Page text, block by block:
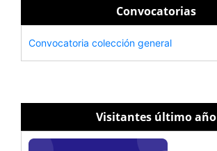
Convocatorias
Convocatoria colección general
Visitantes último año